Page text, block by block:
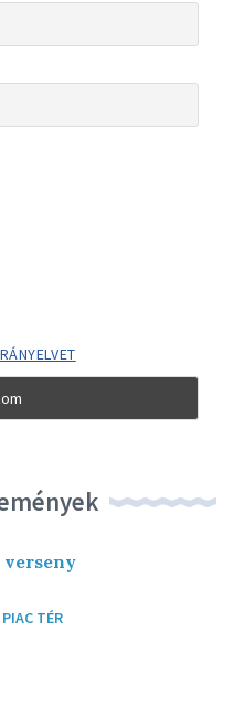
verseny
TÉR